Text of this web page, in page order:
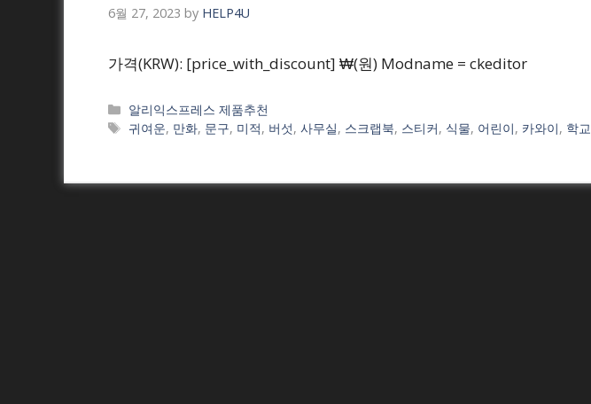
6월 27, 2023 by HELP4U
가격(KRW): [price_with_discount] ₩(원) Modname = ckeditor
Categories
알리익스프레스 제품추천
Tags
귀여운, 만화, 문구, 미적, 버섯,사무실, 스크랩북, 스티커, 식물, 어린이, 카와이, 학교